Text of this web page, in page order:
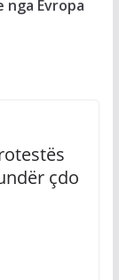
Evropa
çdo